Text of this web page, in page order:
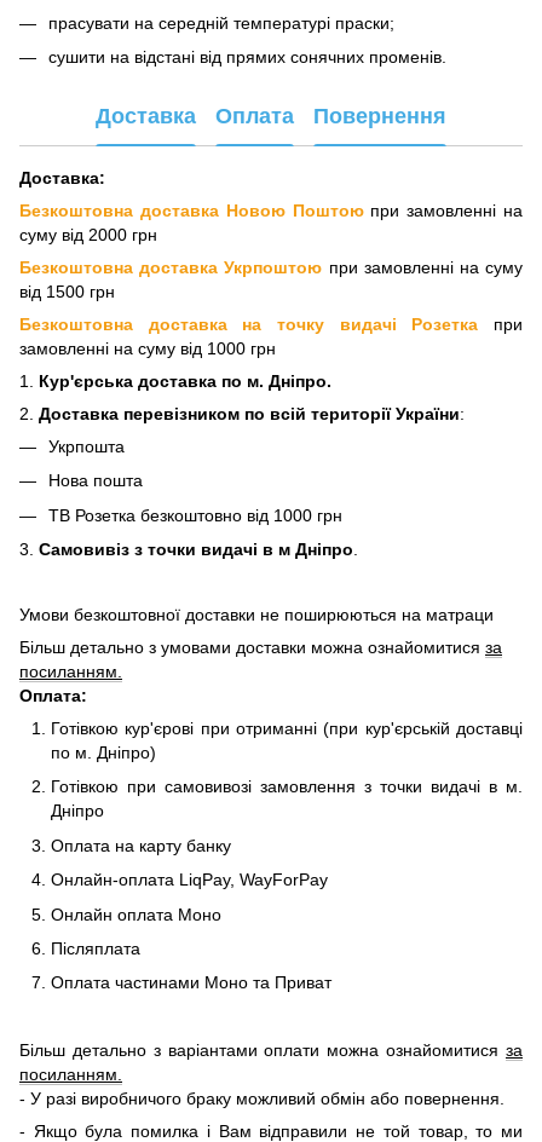
прасувати на середній температурі праски;
сушити на відстані від прямих сонячних променів.
Доставка Оплата Повернення
Доставка:
Безкоштовна доставка Новою Поштоюпри замовленні на
суму від 2000 грн
Безкоштовна доставка Укрпоштою при замовленні на суму
від 1500 грн
Безкоштовна доставка на точку видачі Розетка
при
замовленні на суму від 1000 грн
1. Кур'єрська доставка по м. Дніпро.
2. Доставка перевізником по всій території України:
Укрпошта
Нова пошта
ТВ Розетка безкоштовно від 1000 грн
3. Самовивіз з точки видачі в м Дніпро
Умови безкоштовної доставки не поширюються на матраци
Більш детально з умовами доставки можна ознайомитися за
посиланням.
Оплата:
Готівкою кур'єрові при отриманні (при кур'єрській доставці
по м. Дніпро)
Готівкою при самовивозі замовлення з точки видачі в м.
Дніпро
Оплата на карту банку
Онлайн-оплата LiqPay, WayForPay
Онлайн оплата Моно
Післяплата
Оплата частинами Моно та Приват
Більш детально з варіантами оплати можна ознайомитися за
посиланням.
- У разі виробничого браку можливий обмін або повернення.
- Якщо була помилка і Вам відправили не той товар, то ми